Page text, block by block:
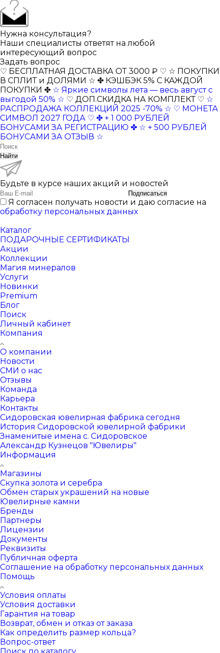
Нужна консультация?
Наши специалисты ответят на любой
интересующий вопрос
Задать вопрос
♡ БЕСПЛАТНАЯ ДОСТАВКА ОТ 3000 ₽ ♡ ☆ ПОКУПКИ
В СПЛИТ и ДОЛЯМИ ☆ ✤ КЭШБЭК 5% С КАЖДОЙ
ПОКУПКИ ✤ ☆ Яркие символы лета — весь август с
выгодой 50% ☆ ♡ ДОП.СКИДКА НА КОМПЛЕКТ ♡ ☆
РАСПРОДАЖА КОЛЛЕКЦИЙ 2025 -70% ☆ ♡ МОНЕТА
СИМВОЛ 2027 ГОДА ♡ ✤ + 1 000 РУБЛЕЙ
БОНУСАМИ ЗА РЕГИСТРАЦИЮ ✤ ☆ + 500 РУБЛЕЙ
БОНУСАМИ ЗА ОТЗЫВ ☆
Найти
Будьте в курсе наших акций и новостей
Подписаться
Я согласен получать новости и даю согласие на
обработку персональных данных
Каталог
ПОДАРОЧНЫЕ СЕРТИФИКАТЫ
Акции
Коллекции
Магия минералов
Услуги
Новинки
Premium
Блог
Поиск
Личный кабинет
Компания
О компании
Новости
СМИ о нас
Отзывы
Команда
Карьера
Контакты
Сидоровская ювелирная фабрика сегодня
История Сидоровской ювелирной фабрики
Знаменитые имена с. Сидоровское
Александр Кузнецов "Ювелиры"
Информация
Магазины
Скупка золота и серебра
Обмен старых украшений на новые
Ювелирные камни
Бренды
Партнеры
Лицензии
Документы
Реквизиты
Публичная оферта
Соглашение на обработку персональных данных
Помощь
Условия оплаты
Условия доставки
Гарантия на товар
Возврат, обмен и отказ от заказа
Как определить размер кольца?
Вопрос-ответ